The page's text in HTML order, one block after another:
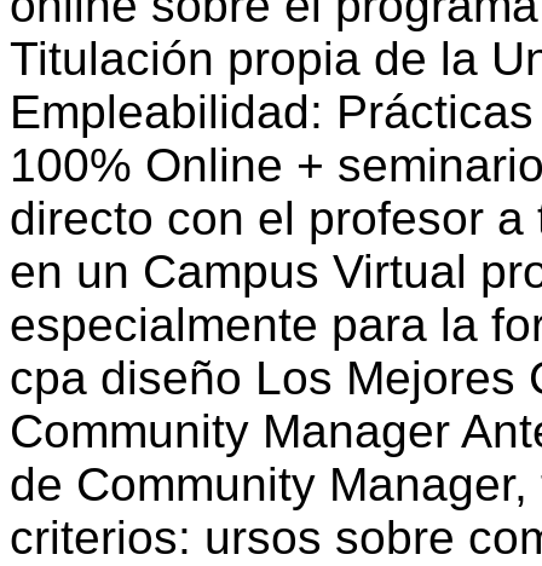
Titulación propia de la
Empleabilidad:
100% Online +
directo con el profesor
en un Campus Virtual
especialmente para la
cpa diseño Los Mejores
Community Manager
de Community
criterios: ursos sobre